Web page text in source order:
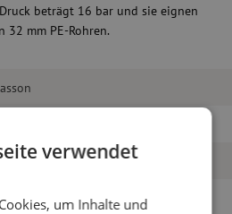
beträgt 16 bar und sie eignen
32 mm PE-Rohren.
mm
Ende, 32mm, (Plasson)
verwendet
um Inhalte und